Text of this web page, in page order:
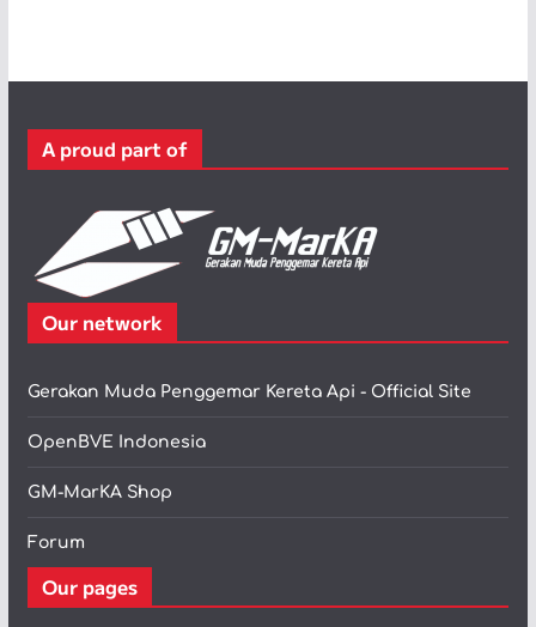
r
A proud part of
Our network
Gerakan Muda Penggemar Kereta Api - Official Site
OpenBVE Indonesia
GM-MarKA Shop
Forum
Our pages